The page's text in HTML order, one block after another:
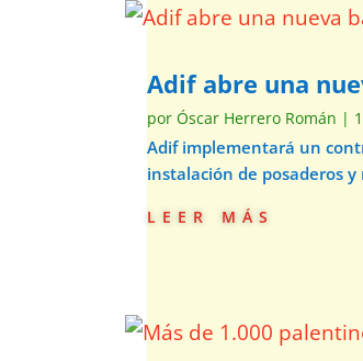
Adif abre una
porÓscar Herrero Román |
Adif implementará un
instalación de posaderos
leer más